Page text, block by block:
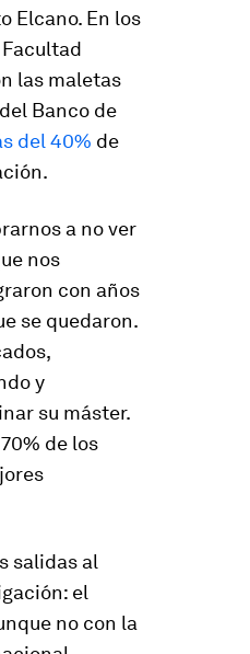
Elcano. En los
las maletas
Banco de
del 40% de
a no ver
nos
con años
se quedaron.
y
su máster.
de los
salidas al
el
no con la